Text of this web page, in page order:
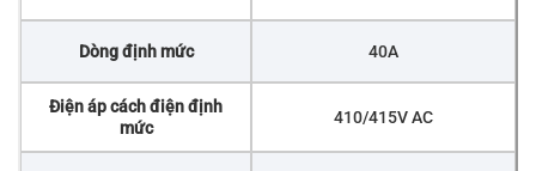
Dòng định mức 40A
Điện áp cách điện định
mức
410/415V AC